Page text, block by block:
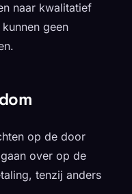
naar kwalitatief
geen
op de door
over op de
tenzij anders